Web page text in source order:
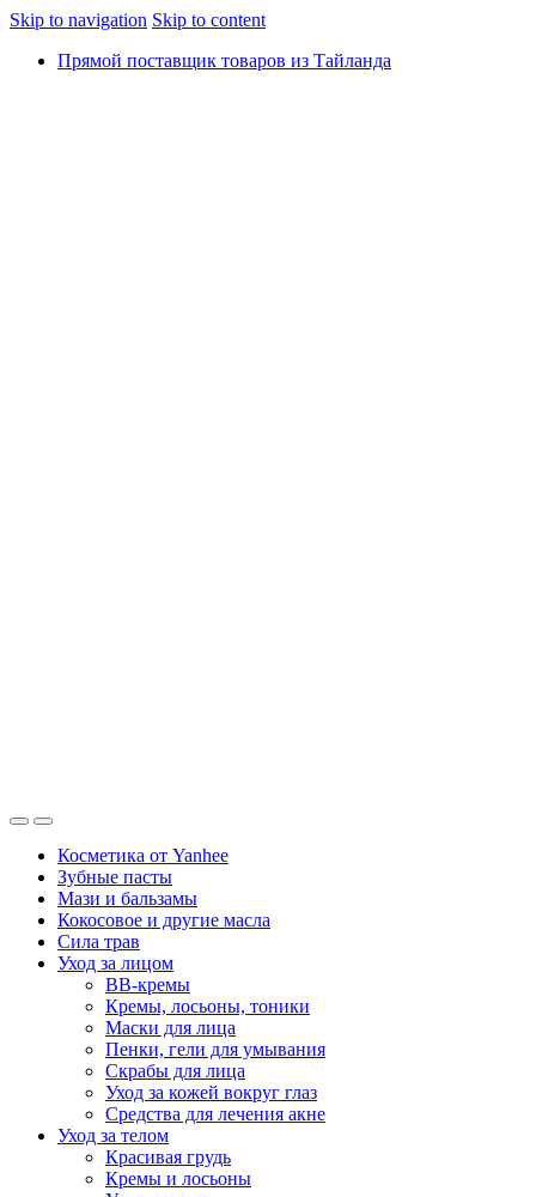
Skip to navigation Skip to content
Прямой поставщик товаров из Тайланда
Косметика от Yanhee
Зубные пасты
Мази и бальзамы
Кокосовое и другие масла
Сила трав
Уход за лицом
BB-кремы
Кремы, лосьоны, тоники
Маски для лица
Пенки, гели для умывания
Скрабы для лица
Уход за кожей вокруг глаз
Средства для лечения акне
Уход за телом
Красивая грудь
Кремы и лосьоны